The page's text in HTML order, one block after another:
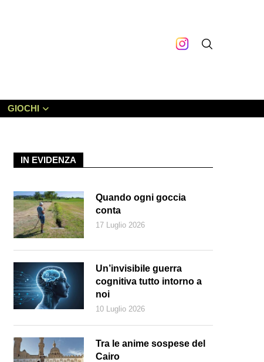
GIOCHI
IN EVIDENZA
Quando ogni goccia
conta
17 Luglio 2026
Un’invisibile guerra
cognitiva tutto intorno a
noi
10 Luglio 2026
Tra le anime sospese del
Cairo